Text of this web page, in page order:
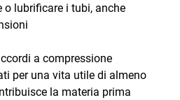
o lubrificare i tubi, anche
a compressione
per una vita utile di almeno
la materia prima